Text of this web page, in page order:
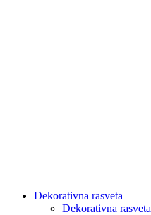
Dekorativna rasveta
Dekorativna rasveta